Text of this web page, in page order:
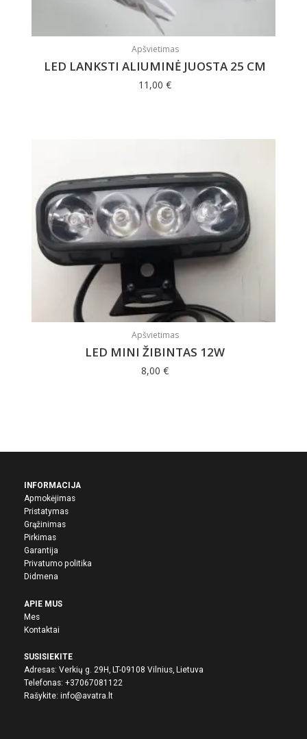
Apšvietimas
LED LANKSTI ALIUMINĖ JUOSTA 25 CM
11,00 €
Apšvietimas
LED MINI ŽIBINTAS 12W
8,00 €
INFORMACIJA
Apmokėjimas
Pristatymas
Grąžinimas
Pirkimas
Garantija
Privatumo politika
Didmena
APIE MUS
Mes
Kontaktai
SUSISIEKITE
Adresas: Verkių g. 29H, LT-09108 Vilnius, Lietuva
Telefonas: +37067081122
Rašykite: info@avatra.lt